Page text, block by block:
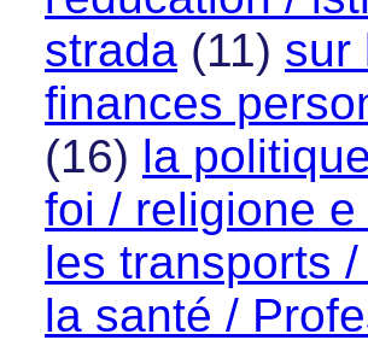
strada (11) sur
finances
(16) la
foi / religione e
les transports
la santé /